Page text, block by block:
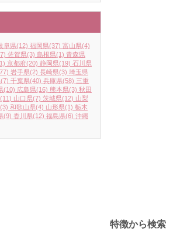
阜県(12) 福岡県(37) 富山県(4)
佐賀県(3) 島根県(1) 青森県
京都府(20) 静岡県(19) 石川県
岩手県(2) 長崎県(3) 埼玉県
(7) 千葉県(40) 兵庫県(58) 三重
(10) 広島県(16) 熊本県(3) 秋田
(11) 山口県(7) 茨城県(12) 山梨
(3) 和歌山県(4) 山形県(1) 栃木
(9) 香川県(12) 福島県(6) 沖縄
特徴から検索